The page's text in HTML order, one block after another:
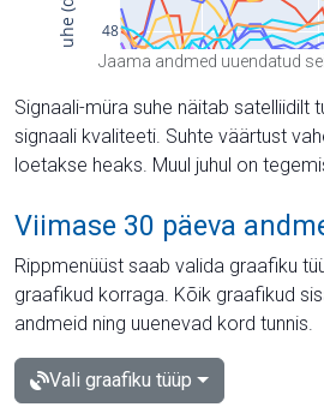
Jaama andmed uuendatud
Signaali-müra suhe näitab satelliidilt
signaali kvaliteeti. Suhte väärtust
loetakse heaks. Muul juhul on
Viimase 30 päeva
Rippmenüüst saab valida graafiku
graafikud korraga. Kõik graafikud
andmeid ning uuenevad kord tunnis.
Vali graafiku tüüp